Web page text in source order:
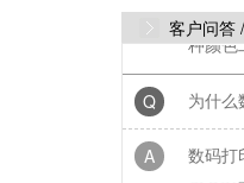
客户问答 /
种颜色
Q 为什么
A
数码打
CMYK